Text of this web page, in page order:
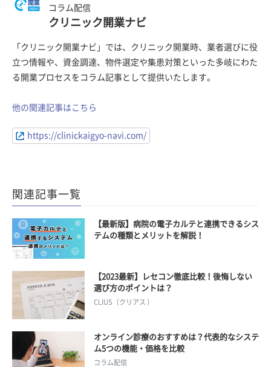
コラム配信
クリニック開業ナビ
「クリニック開業ナビ」では、クリニック開業時、業者選びに役
立つ情報や、資金調達、物件選定や集患対策といった多岐にわた
る開業プロセスをコラム記事として提供いたします。
他の関連記事はこちら
https://clinickaigyo-navi.com/
関連記事一覧
【最新版】病院の電子カルテと連携できるシス
テムの種類とメリットを解説！
【2023最新】レセコン徹底比較！後悔しない
選び方のポイントは？
CLIUS（クリアス ）
オンライン診療のおすすめは？代表的なシステ
ム5つの機能・価格を比較
コラム配信